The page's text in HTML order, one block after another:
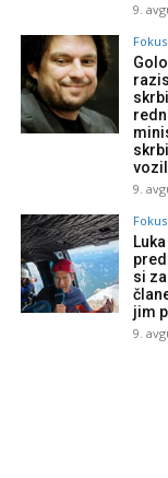
9.
Fokus
9.
Fokus
si
jim
9.